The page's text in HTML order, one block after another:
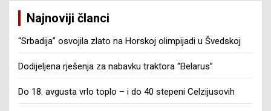
Najnoviji članci
“Srbadija” osvojila zlato na Horskoj olimpijadi u Švedskoj
Dodijeljena rješenja za nabavku traktora “Belarus”
Do 18. avgusta vrlo toplo – i do 40 stepeni Celzijusovih